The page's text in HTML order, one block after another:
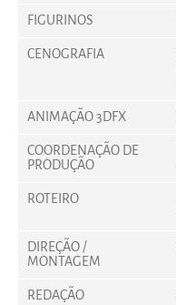
FIGURINOS
CENOGRAFIA
ANIMAÇÃO 3DFX
COORDENAÇÃO DE
PRODUÇÃO
ROTEIRO
DIREÇÃO /
MONTAGEM
REDAÇÃO